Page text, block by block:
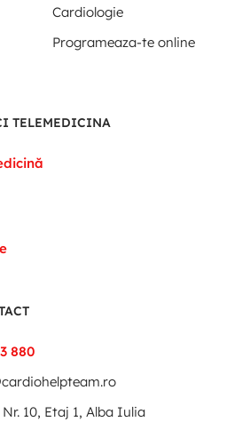
Cardiologie
Programeaza-te online
TELEMEDICINA
880
10, Etaj 1, Alba Iulia